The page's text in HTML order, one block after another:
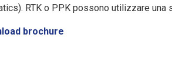
RTK o PPK possono utilizzare
brochure